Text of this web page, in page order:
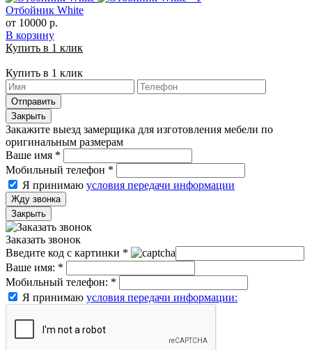
Отбойник White
от 10000 р.
В корзину
Купить в 1 клик
Купить в 1 клик
Отправить
Закрыть
Закажите выезд замерщика для изготовления мебели по
оригинальным размерам
Ваше имя *
Мобильный телефон *
Я принимаю условия передачи информации
Жду звонка
Закрыть
Заказать звонок
Введите код с картинки *
Ваше имя: *
Мобильный телефон: *
Я принимаю условия передачи информации: